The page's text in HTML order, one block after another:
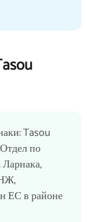
Tasou
по
ЕС в районе